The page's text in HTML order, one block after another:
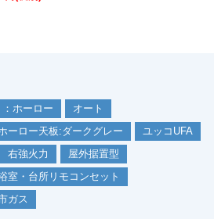
：ホーロー
オート
ーロー天板:ダークグレー
ユッコUFA
右強火力
屋外据置型
室・台所リモコンセット
ガス